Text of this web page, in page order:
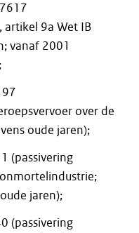
artikel 9a Wet IB
vanaf 2001
over de
oude jaren);
(passivering
jaren);
(passivering